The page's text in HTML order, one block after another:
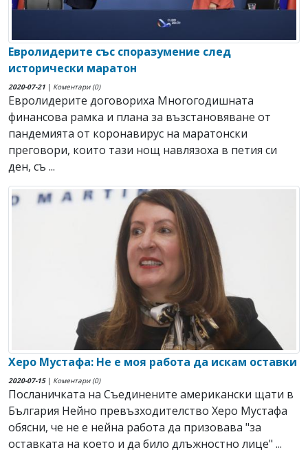
Евролидерите със споразумение след
исторически маратон
2020-07-21 | Коментари (0)
Евролидерите договориха Многогодишната
финансова рамка и плана за възстановяване от
пандемията от коронавирус на маратонски
преговори, които тази нощ навлязоха в петия си
ден, съ ...
Херо Мустафа: Не е моя работа да искам оставки
2020-07-15| Коментари (0)
Посланичката на Съединените американски щати в
България Нейно превъзходителство Херо Мустафа
обясни, че не е нейна работа да призовава "за
оставката на което и да било длъжностно лице" ...